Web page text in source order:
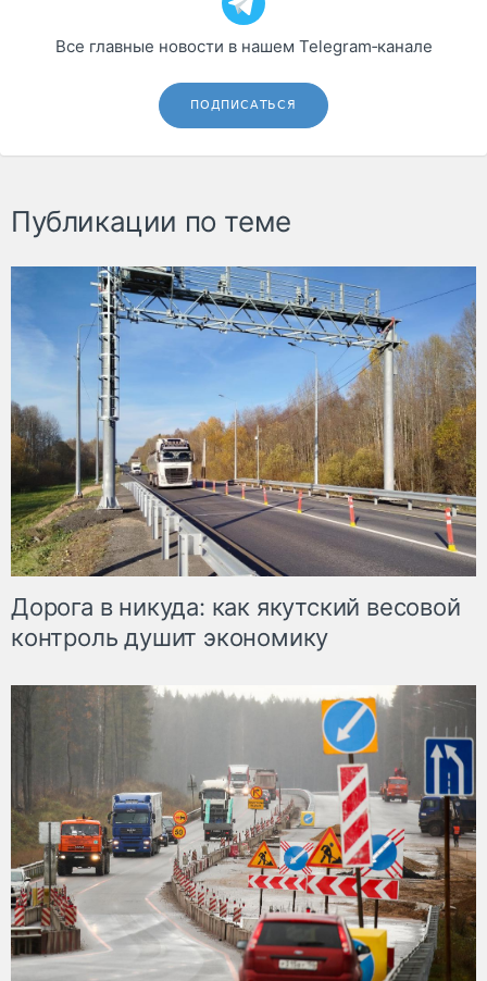
Все главные новости в нашем Telegram‑канале
ПОДПИСАТЬСЯ
Публикации по теме
Дорога в никуда: как якутский весовой
контроль душит экономику